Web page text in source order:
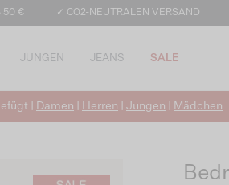
50 € ✓ CO2-NEUTRALEN VERSAND
JUNGEN JEANS SALE
| Damen Herren Jungen Mädchen